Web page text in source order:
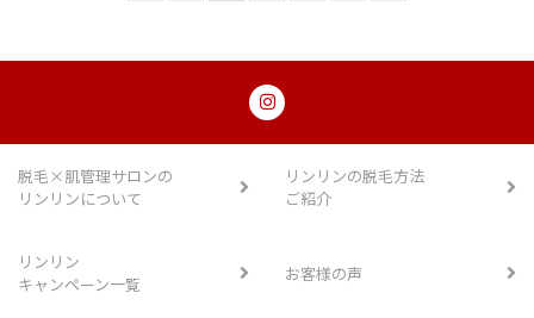
脱毛×肌管理サロンの
リンリンについて
リンリンの脱毛方法
ご紹介
リンリン
キャンペーン一覧
お客様の声